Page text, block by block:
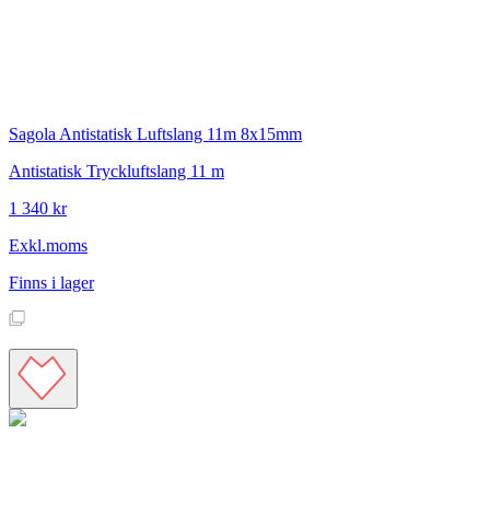
Sagola Antistatisk Luftslang 11m 8x15mm
Antistatisk Tryckluftslang 11 m
1 340 kr
Exkl.moms
Finns i lager